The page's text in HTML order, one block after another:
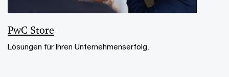
PwC Store
Lösungen für Ihren Unternehmenserfolg.